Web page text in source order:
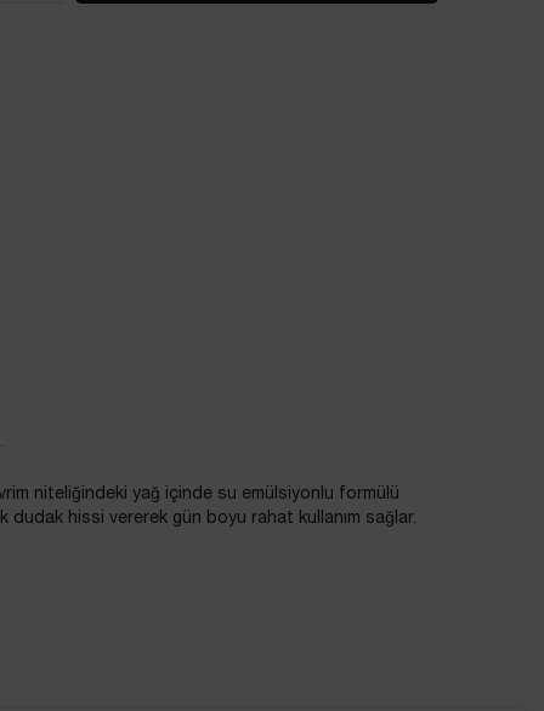
niteliğindeki yağ içinde su emülsiyonlu formülü
hissi vererek gün boyu rahat kullanım sağlar.